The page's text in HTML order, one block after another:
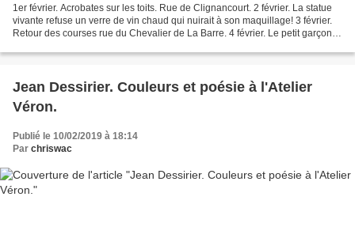
1er février. Acrobates sur les toits. Rue de Clignancourt. 2 février. La statue
vivante refuse un verre de vin chaud qui nuirait à son maquillage! 3 février.
Retour des courses rue du Chevalier de La Barre. 4 février. Le petit garçon
Jean Dessirier. Couleurs et poésie à l'Atelier
Véron.
Publié le 10/02/2019 à 18:14
Par chriswac